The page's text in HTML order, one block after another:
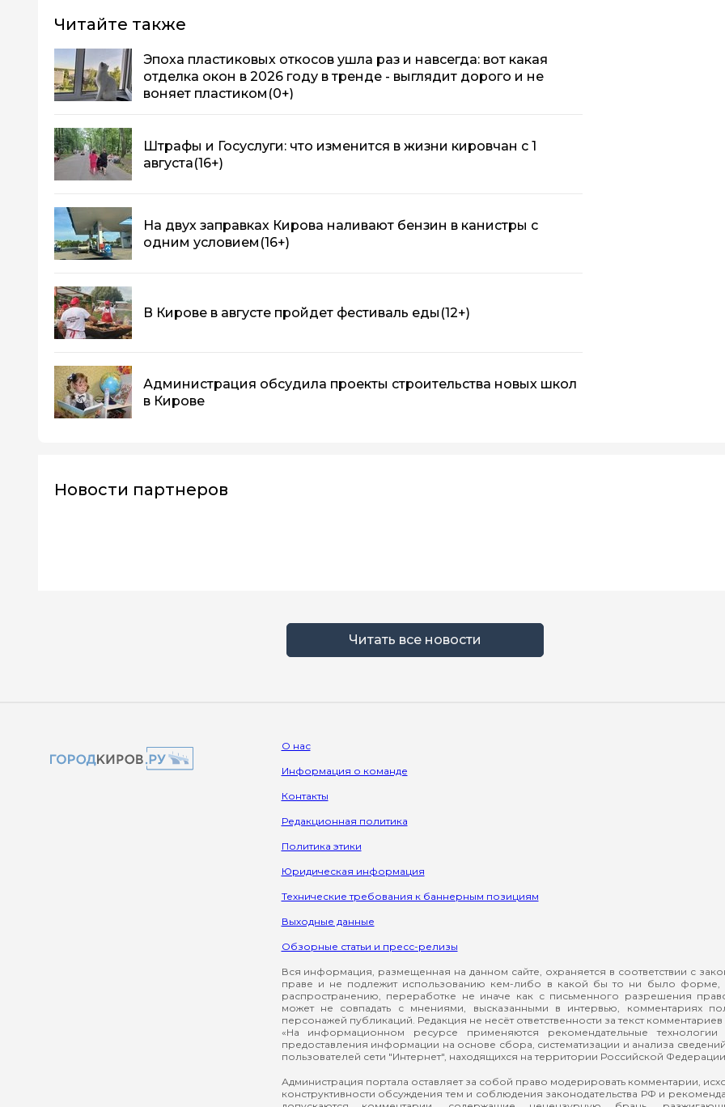
Читайте также
Эпоха пластиковых откосов ушла раз и навсегда: вот какая
отделка окон в 2026 году в тренде - выглядит дорого и не
воняет пластиком (0+)
Штрафы и Госуслуги: что изменится в жизни кировчан с 1
августа(16+)
На двух заправках Кирова наливают бензин в канистры с
одним условием (16+)
В Кирове в августе пройдет фестиваль еды (12+)
Администрация обсудила проекты строительства новых школ
в Кирове
Новости партнеров
Читать все новости
О нас
Информация о команде
Контакты
Редакционная политика
Политика этики
Юридическая информация
Технические требования к баннерным позициям
Выходные данные
Обзорные статьи и пресс-релизы
Вся информация, размещенная на данном сайте, охраняется в соответствии с
праве и не подлежит использованию кем-либо в какой бы то ни было форме,
распространению, переработке не иначе как с письменного разрешения
может не совпадать с мнениями, высказанными в интервью, комментариях
персонажей публикаций. Редакция не несёт ответственности за текст комментариев
«На информационном ресурсе применяются рекомендательные
предоставления информации на основе сбора, систематизации и анализа
пользователей сети "Интернет", находящихся на территории Российской
Администрация портала оставляет за собой право модерировать комментарии,
конструктивности обсуждения тем и соблюдения законодательства РФ и